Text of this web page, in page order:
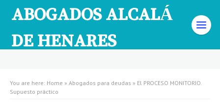
ABOGADOS ALCALÁ
DE HENARES
You are here: Home » Abogados para deudas » El PROCESO MONITORIO.
Supuesto práctico